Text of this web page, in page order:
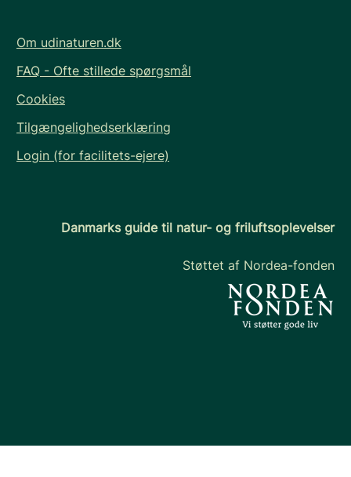
Om udinaturen.dk
FAQ - Ofte stillede spørgsmål
Cookies
Tilgængelighedserklæring
Login (for facilitets-ejere)
Danmarks guide til natur- og friluftsoplevelser
Støttet af Nordea-fonden